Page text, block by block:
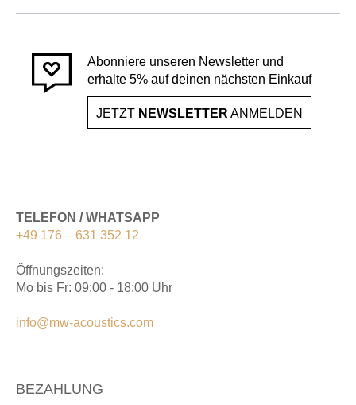
Abonniere unseren Newsletter und
erhalte 5% auf deinen nächsten Einkauf
JETZT NEWSLETTER ANMELDEN
TELEFON / WHATSAPP
+49 176 – 631 352 12
Öffnungszeiten:
Mo bis Fr: 09:00 - 18:00 Uhr
info@mw-acoustics.com
BEZAHLUNG